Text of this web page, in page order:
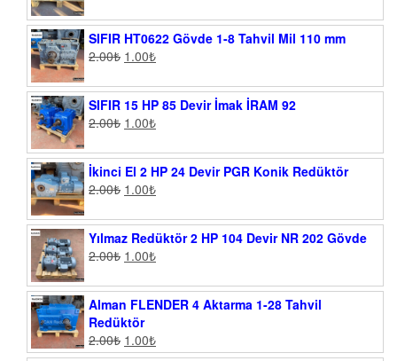
SIFIR HT0622 Gövde 1-8 Tahvil Mil 110 mm
2.00₺ 1.00₺
SIFIR 15 HP 85 Devir İmak İRAM 92
2.00₺ 1.00₺
İkinci El 2 HP 24 Devir PGR Konik Redüktör
2.00₺ 1.00₺
Yılmaz Redüktör 2 HP 104 Devir NR 202 Gövde
2.00₺ 1.00₺
Alman FLENDER 4 Aktarma 1-28 Tahvil
Redüktör
2.00₺ 1.00₺